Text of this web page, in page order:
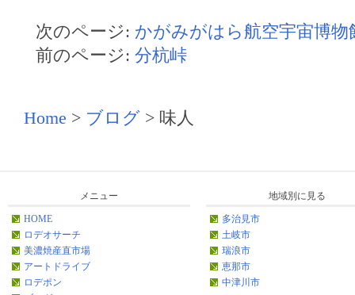
次のページ: かがみがはら航空宇宙博物
前のページ: 分杭峠
Home > ブログ > 味人
メニュー
HOME
ロデオサーチ
美濃焼産直市場
アートドライブ
ロデポン
地域別に見る
多治見市
土岐市
瑞浪市
恵那市
中津川市